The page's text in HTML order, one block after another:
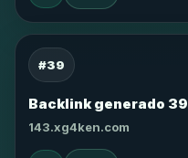
#39
Backlink generado 39
143.xg4ken.com